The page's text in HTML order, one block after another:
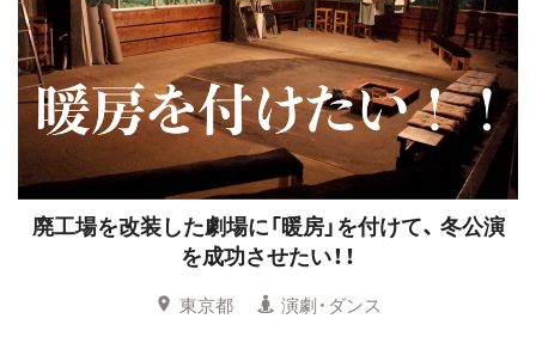
廃工場を改装した劇場に「暖房」を付けて、 冬公演
を成功させたい！！
東京都
演劇・ダンス